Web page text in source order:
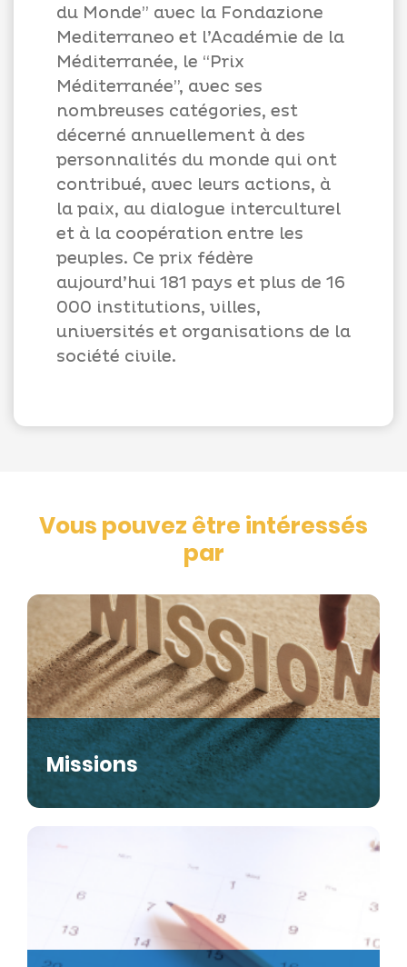
du Monde” avec la Fondazione
Mediterraneo et l’Académie de la
Méditerranée, le “Prix
Méditerranée”, avec ses
nombreuses catégories, est
décerné annuellement à des
personnalités du monde qui ont
contribué, avec leurs actions, à
la paix, au dialogue interculturel
et à la coopération entre les
peuples. Ce prix fédère
aujourd’hui 181 pays et plus de 16
000 institutions, villes,
universités et organisations de la
société civile.
Vous pouvez être intéressés
par
Missions